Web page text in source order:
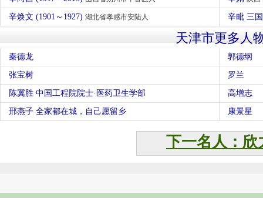
辛焕文 (1901～1927) 湖北省孝感市安陆人 辛毗 三
天津市更多人
秦德龙 郭德纲
张宝树 罗兰
陈冀胜 中国工程院院士·医药卫生学部 高增志
邢燕子 全家都在城，自己愿留乡 康景星
下一名人：欣